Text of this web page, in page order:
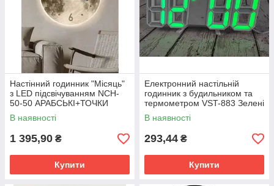
Настінний годинник "Місяць"
з LED підсвічуванням NCH-
50-50 АРАБСЬКІ+ТОЧКИ
В наявності
1 395,90 ₴
Купити
Електронний настільній
годинник з будильником та
термометром VST-883 Зелені
В наявності
293,44 ₴
Купити